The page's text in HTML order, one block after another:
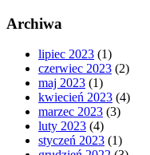
Archiwa
lipiec 2023 (1)
czerwiec 2023 (2)
maj 2023 (1)
kwiecień 2023 (4)
marzec 2023 (3)
luty 2023 (4)
styczeń 2023 (1)